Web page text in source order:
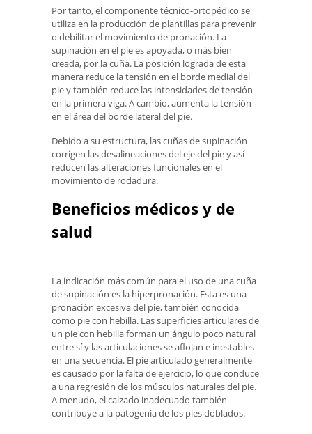
Por tanto, el componente técnico-ortopédico se
utiliza en la producción de plantillas para prevenir
o debilitar el movimiento de pronación. La
supinación en el pie es apoyada, o más bien
creada, por la cuña. La posición lograda de esta
manera reduce la tensión en el borde medial del
pie y también reduce las intensidades de tensión
en la primera viga. A cambio, aumenta la tensión
en el área del borde lateral del pie.
Debido a su estructura, las cuñas de supinación
corrigen las desalineaciones del eje del pie y así
reducen las alteraciones funcionales en el
movimiento de rodadura.
Beneficios médicos y de
salud
La indicación más común para el uso de una cuña
de supinación es la hiperpronación. Esta es una
pronación excesiva del pie, también conocida
como pie con hebilla. Las superficies articulares de
un pie con hebilla forman un ángulo poco natural
entre sí y las articulaciones se aflojan e inestables
en una secuencia. El pie articulado generalmente
es causado por la falta de ejercicio, lo que conduce
a una regresión de los músculos naturales del pie.
A menudo, el calzado inadecuado también
contribuye a la patogenia de los pies doblados.